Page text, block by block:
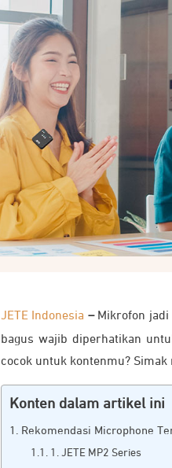
JETE Indonesia – Mikrofon
bagus wajib diperhatikan
cocok untuk kontenmu?
Konten dalam artikel ini
Rekomendasi Microphone
1. JETE MP2 Series